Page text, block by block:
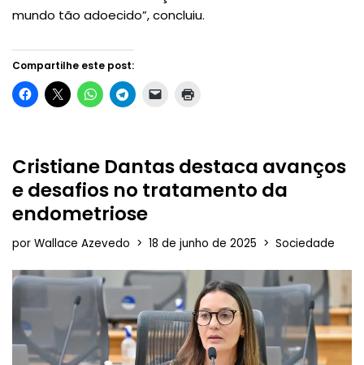
mundo tão adoecido”, concluiu.
Compartilhe este post:
Cristiane Dantas destaca avanços
e desafios no tratamento da
endometriose
por Wallace Azevedo 18 de junho de 2025 Sociedade